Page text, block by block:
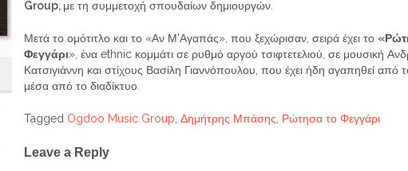
Group, με τη συμμετοχή σπουδαίων δημιουργών.
Μετά το ομότιτλο και το «Αν Μ’Αγαπάς», που ξεχώρισαν, σειρά έχει το
Φεγγάρι», ένα ethnic κομμάτι σε ρυθμό αργού τσιφτετελιού, σε μουσική
Κατσιγιάννη και στίχους Βασίλη Γιαννόπουλου, που έχει ήδη αγαπηθεί από
μέσα από το διαδίκτυο.
Tagged Ogdoo Music Group Δημήτρης Μπάσης Ρώτησα το Φεγγάρι
navigation
Leave a Reply